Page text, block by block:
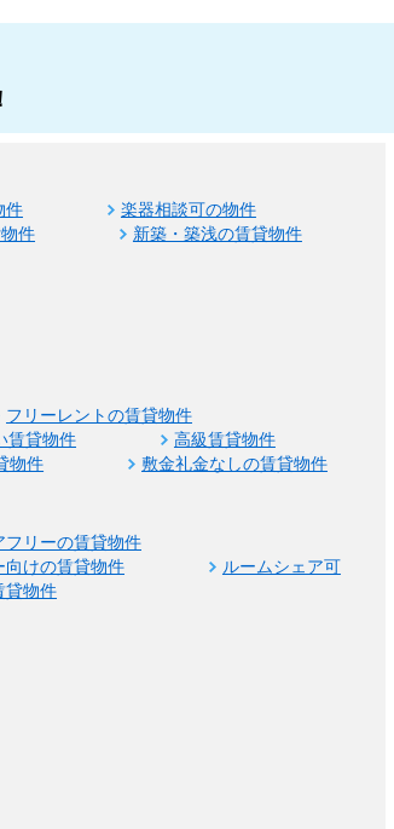
件
楽器相談可の物件
件
新築・築浅の賃貸物件
フリーレントの賃貸物件
賃貸物件
高級賃貸物件
物件 敷金礼金なしの賃貸物件
フリーの賃貸物件
向けの賃貸物件
ルームシェア可
貸物件